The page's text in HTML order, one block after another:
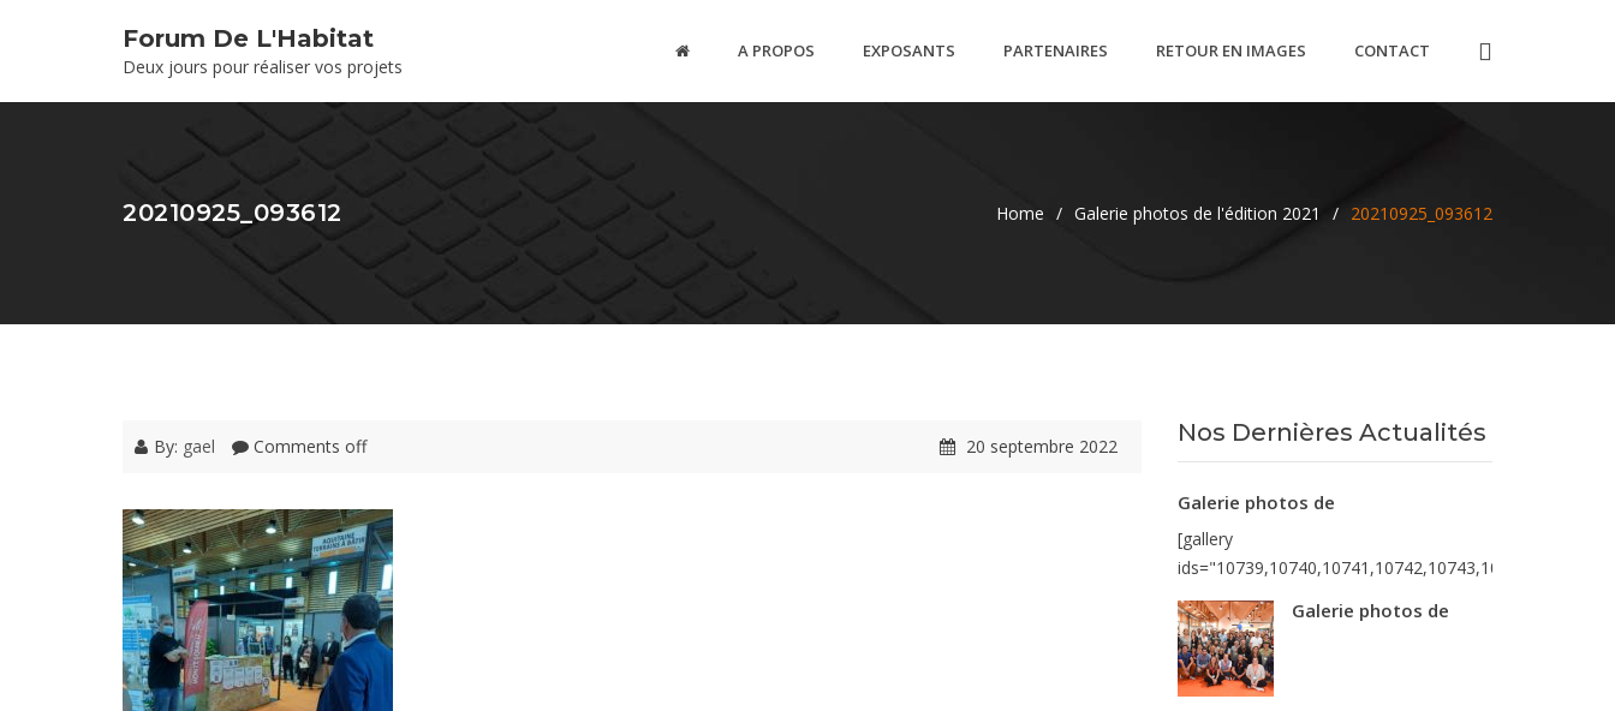
Forum De L'Habitat
Deux jours pour réaliser vos projets
A PROPOS EXPOSANTS PARTENAIRES RETOUR EN IMAGES CONTACT
20210925_093612 Home / Galerie photos de l'édition 2021 / 20210925_093612
By: gael Comments off 20 septembre 2022 Nos Dernières Actualités
Galerie photos de
[gallery
Galerie photos de